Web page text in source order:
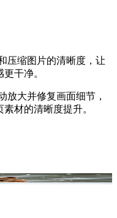
压缩图片的清晰度，让
干净。
放大并修复画面细节，
材的清晰度提升。